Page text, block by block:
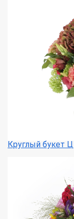
Круглый букет